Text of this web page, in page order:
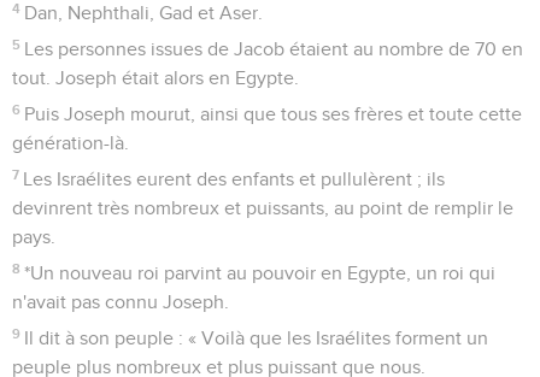
4 Dan, Nephthali, Gad et Aser.
5
Les personnes issues de Jacob étaient au nombre de 70 en
tout. Joseph était alors en Egypte.
6 Puis Joseph mourut, ainsi que tous ses frères et toute cette
génération-là.
7
Les Israélites eurent des enfants et pullulèrent ; ils
devinrent très nombreux et puissants, au point de remplir le
pays.
8 *Un nouveau roi parvint au pouvoir en Egypte, un roi qui
n'avait pas connu Joseph.
9
Il dit à son peuple : « Voilà que les Israélites forment un
peuple plus nombreux et plus puissant que nous.